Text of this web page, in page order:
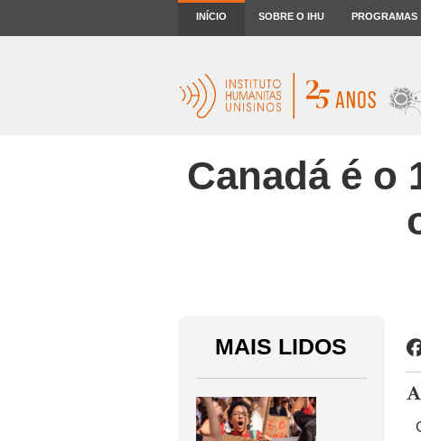
INÍCIO SOBRE O IHU PROGRAMAS
Canadá é o
MAIS LIDOS